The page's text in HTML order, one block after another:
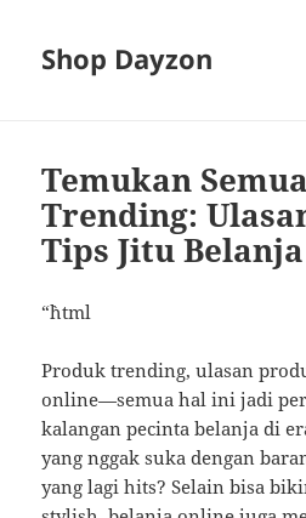
Shop Dayzon
Temukan
Trending:
Tips Jitu
“`html
Produk trending, ulasan
online—semua hal ini jadi
kalangan pecinta belanja di
yang nggak suka dengan
yang lagi hits? Selain bisa